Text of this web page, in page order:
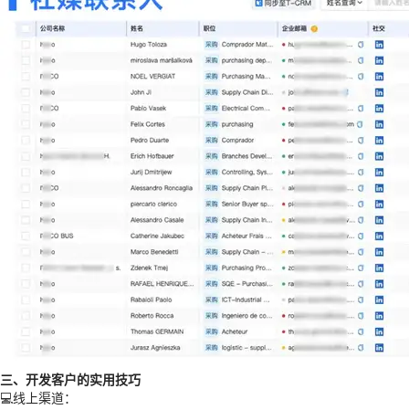
三、开发客户的实用技巧
💻线上渠道：